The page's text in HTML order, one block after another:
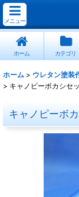
メニュー
ホーム カテゴリ
ホーム > ウレタン塗装
> キャノピーボカシセ
キャノピーボ